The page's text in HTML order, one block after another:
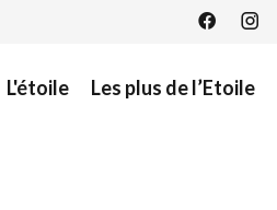
L'étoile Les plus de l’Etoile